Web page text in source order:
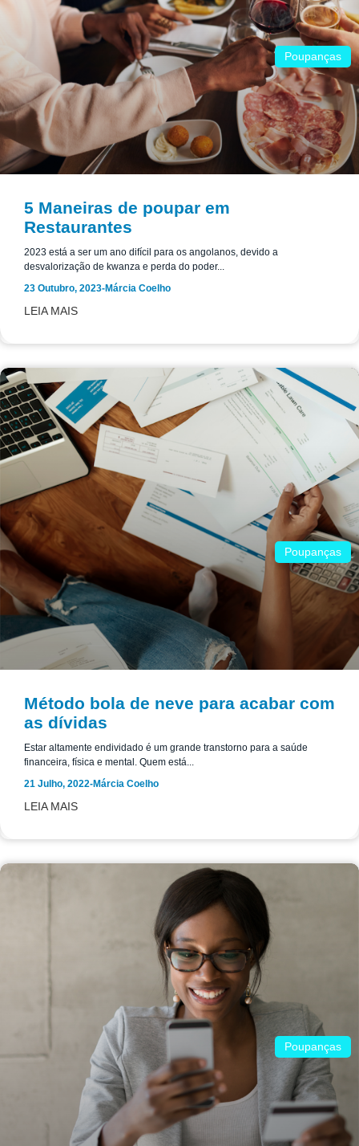
Poupanças
5 Maneiras de poupar em
Restaurantes
2023 está a ser um ano difícil para os angolanos, devido a
desvalorização de kwanza e perda do poder...
23 Outubro, 2023-Márcia Coelho
LEIA MAIS
Poupanças
Método bola de neve para acabar com
as dívidas
Estar altamente endividado é um grande transtorno para a saúde
financeira, física e mental. Quem está...
21 Julho, 2022-Márcia Coelho
LEIA MAIS
Poupanças